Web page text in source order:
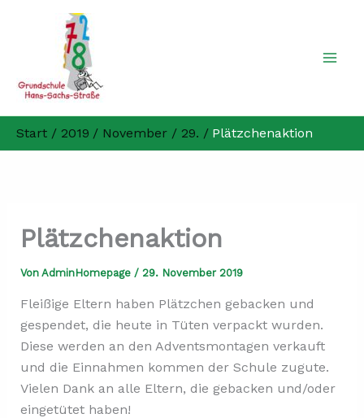
Start 2019 November 29. Plätzchenaktion
Plätzchenaktion
Von AdminHomepage / 29. November 2019
Fleißige Eltern haben Plätzchen gebacken und
gespendet, die heute in Tüten verpackt wurden.
Diese werden an den Adventsmontagen verkauft
und die Einnahmen kommen der Schule zugute.
Vielen Dank an alle Eltern, die gebacken und/oder
eingetütet haben!